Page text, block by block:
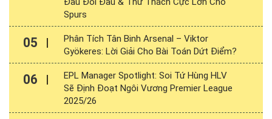
Spurs
05
Phân Tích Tân Binh Arsenal – Viktor
Gyökeres: Lời Giải Cho Bài Toán Dứt Điểm?
06
EPL Manager Spotlight: Soi Tứ Hùng HLV
Sẽ Định Đoạt Ngôi Vương Premier League
2025/26